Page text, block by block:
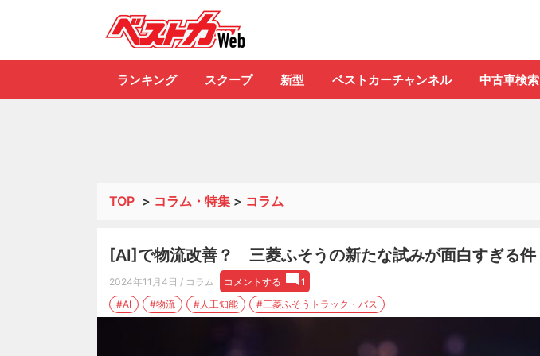
ランキング スクープ 新型 ベストカーチャンネル 中古車検索
TOP > コラム・特集 > コラム
[AI]で物流改善？ 三菱ふそうの新たな試みが面白すぎる件
2024年11月4日 / コラム コメントする
1
#AI
#物流 #人工知能 #三菱ふそうトラック・バス